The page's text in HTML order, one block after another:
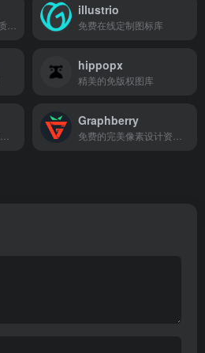
illustrio
免费在线定制图标库
hippopx
精美的免版权图库
Graphberry